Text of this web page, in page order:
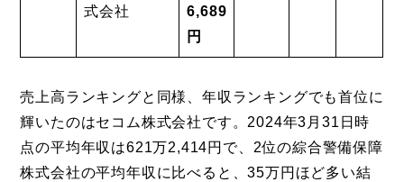
式会社
6,689
円
売上高ランキングと同様、年収ランキングでも首位に
輝いたのはセコム株式会社です。2024年3月31日時
点の平均年収は621万2,414円で、2位の綜合警備保障
株式会社の平均年収に比べると、35万円ほど多い結